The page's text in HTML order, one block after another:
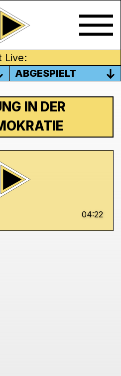
Live:
ABGESPIELT
IN DER
04:22